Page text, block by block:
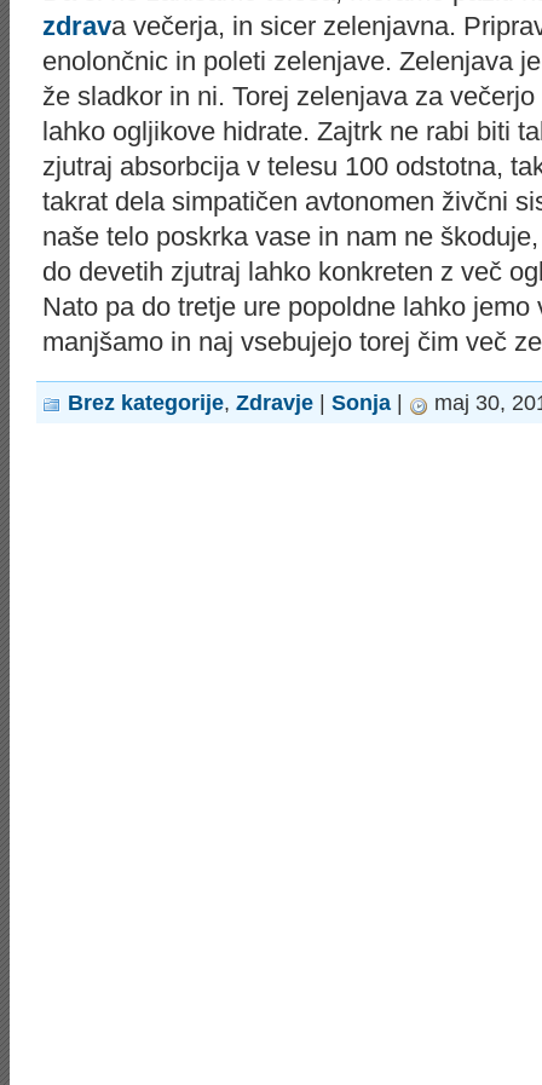
zdrava večerja, in sicer zelenjavna.
enolončnic in poleti zelenjave. Zelenjava
že sladkor in ni. Torej zelenjava za
lahko ogljikove hidrate. Zajtrk ne rabi biti
zjutraj absorbcija v telesu 100 odstotna,
takrat dela simpatičen avtonomen živčni
naše telo poskrka vase in nam ne
do devetih zjutraj lahko konkreten z več
Nato pa do tretje ure popoldne lahko
manjšamo in naj vsebujejo torej čim več
Brez kategorije, Zdravje Sonja maj 30,